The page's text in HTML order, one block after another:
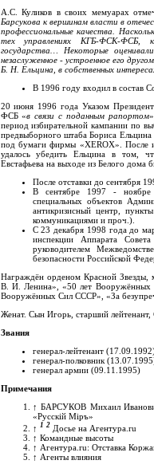
А.С. Куликов в своих мемуарах
Барсукова к вершинам власти в
профессиональные качества.
тех управлениях КГБ-ФСК-ФСБ,
государства… Некоторые
незаслуженное - устроенное его
Б. Н. Ельцина, в собственных
В 1996 году входил в состав
20 июня 1996 года Указом
ФСБ «в связи с поданным рапортом
период избирательной кампании по
предвыборного штаба Бориса Ельцина
под бумаги фирмы «XEROX». После
удалось убедить Ельцина в том,
Евстафьева на выходе из Белого дома
После отставки до сентября
В сентябре 1997 - ноябре
специальных объектов
антикризисный центр,
коммуникациями и проч.).
С 23 декабря 1998 года до
инспекции Аппарата
руководителем
безопасности Российской
Награждён орденом Красной Звезды,
В. И. Ленина», «50 лет
Вооружённых Сил СССР», «За
Женат. Сын Игорь, старший
Звания
генерал-лейтенант
генерал-полковник
генерал армии (09.11.1995)
Примечания
↑ БАРСУКОВ Михаил
«Русскiй Мiръ»
↑ 1 2 Досье на Агентура.ru
↑ Командные высоты
↑ Агентура.ru: Отставка
↑ Агенты влияния